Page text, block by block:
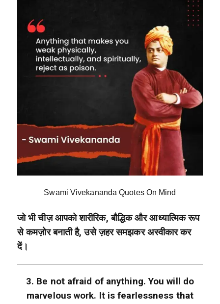
Swami Vivekananda Quotes On Mind
जो भी चीज़ आपको शारीरिक, बौद्धिक और आध्यात्मिक रूप
से कमज़ोर बनाती है, उसे ज़हर समझकर अस्वीकार कर
दें।
3. Be not afraid of anything. You will do
marvelous work. It is fearlessness that